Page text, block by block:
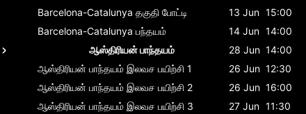
Barcelona-Catalunya தகுதி போட்டி 13 Jun 15:00
Barcelona-Catalunya பந்தயம் 14 Jun 14:00
ஆஸ்திரியன் பாந்தயம்
28 Jun 14:00
ஆஸ்திரியன் பாந்தயம் இலவச பயிற்சி 1 26 Jun 12:30
ஆஸ்திரியன் பாந்தயம் இலவச பயிற்சி 2 26 Jun 16:00
ஆஸ்திரியன் பாந்தயம் இலவச பயிற்சி 3 27 Jun 11:30